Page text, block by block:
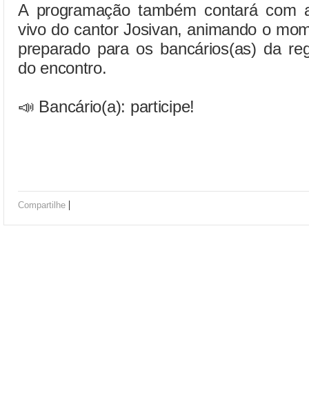
A programação também contará com
vivo do cantor Josivan, animando o
preparado para os bancários(as) da
do encontro.
📣 Bancário(a): participe!
Compartilhe |